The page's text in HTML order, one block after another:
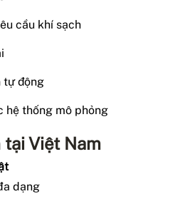
cầu khí sạch
tự động
hệ thống mô phỏng
Việt Nam
dạng